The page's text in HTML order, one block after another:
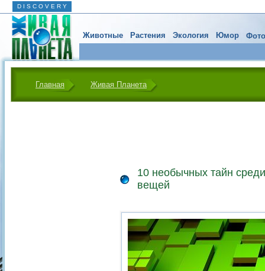
D I S C O V E R Y
Животные Растения Экология Юмор
Главная Живая Планета
10 необычных тайн
вещей